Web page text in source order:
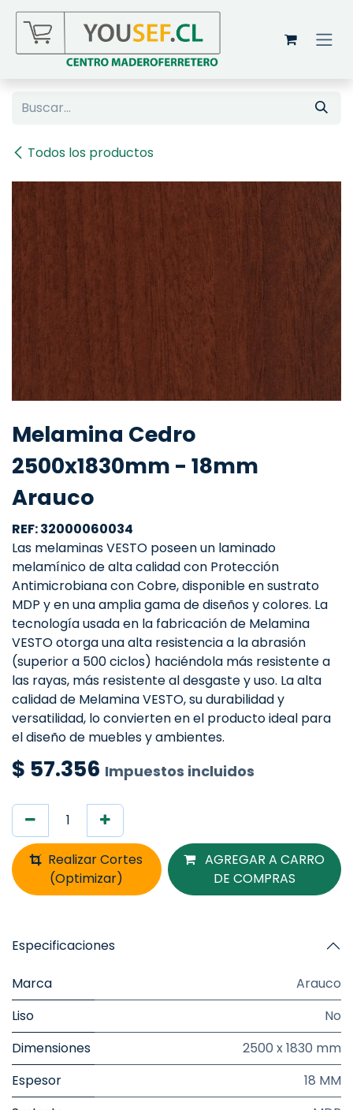
Ir al contenido
Todos los productos
Melamina Cedro
2500x1830mm - 18mm
Arauco
REF: 32000060034
Las melaminas VESTO poseen un laminado
melamínico de alta calidad con Protección
Antimicrobiana con Cobre, disponible en sustrato
MDP y en una amplia gama de diseños y colores. La
tecnología usada en la fabricación de Melamina
VESTO otorga una alta resistencia a la abrasión
(superior a 500 ciclos) haciéndola más resistente a
las rayas, más resistente al desgaste y uso. La alta
calidad de Melamina VESTO, su durabilidad y
versatilidad, lo convierten en el producto ideal para
el diseño de muebles y ambientes.
$ 57.356 Impuestos incluidos
Realizar Cortes
(Optimizar)
AGREGAR A CARRO
DE COMPRAS
Especificaciones
Marca
Arauco
Liso
No
Dimensiones
2500 x 1830 mm
Espesor
18 MM